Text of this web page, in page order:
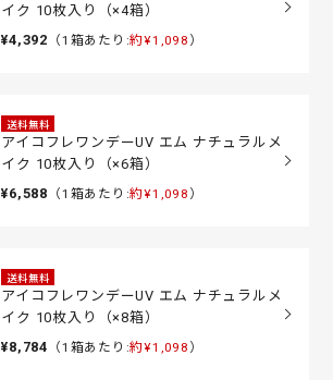
イク 10枚入り（×4箱）
¥4,392 （1箱あたり:約¥1,098 ）
送料無料
アイコフレワンデーUV エム ナチュラルメ
イク 10枚入り（×6箱）
¥6,588 （1箱あたり:約¥1,098 ）
送料無料
アイコフレワンデーUV エム ナチュラルメ
イク 10枚入り（×8箱）
¥8,784 （1箱あたり:約¥1,098 ）